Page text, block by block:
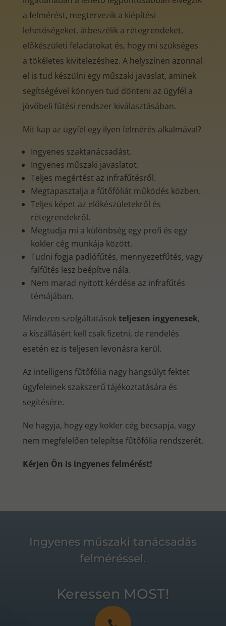
a felmérést, megtervezik a kiépítési
lehetőségeket, átbeszélik a rétegrendeket,
előkészületi feladatokat és, hogy mi szükséges
a tökéletes kivitelezéshez. A helyszínen azonnal
el is tud készülni egy műszaki javaslat, aminek
segítségével könnyen tud dönteni az ügyfél a
jövőbeli fűtési rendszer kiválasztásában.
Mit kap az ügyfél egy ilyen felmérés alkalmával?
Ingyenes szaktanácsadást.
Ingyenes műszaki javaslatot.
Teljes megértést az infrafűtésről.
Megtapasztalja a fűtőfóliát működés közben.
Teljes képet az előkészületekről és
rétegrendekről.
Megtudja mi a különbség egy profi és egy
kokler cég munkája között.
Tudni fogja padlófűtés, mennyezetfűtés, vagy
falfűtés lesz beépítve nála.
Nem marad nyitott kérdése az infrafűtés
témájában.
Mindezen szolgáltatásokteljesen ingyenesek,
a kiszállásért kell csak fizetni, de rendelés
esetén ez is teljesen levonásra kerül.
Az intelligens fűtőfólia nagy hangsúlyt fektet
ügyfeleinek szakszerű tájékoztatására és
segítésére.
Ne hagyja, hogy egy kokler cég becsapja, vagy
nem megfelelően telepítse fűtőfólia rendszerét.
Kérjen Ön is ingyenes felmérést!
Ingyenes műszaki tanácsadás
felméréssel.
Keressen MOST!